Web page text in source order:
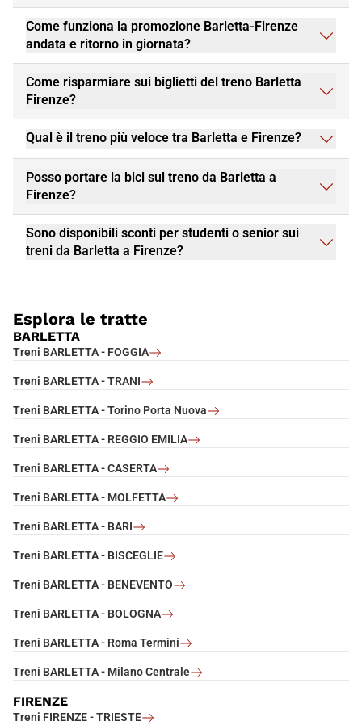
Come funziona la promozione Barletta-Firenze
andata e ritorno in giornata?
Come risparmiare sui biglietti del treno Barletta
Firenze?
Qual è il treno più veloce tra Barletta e Firenze?
Posso portare la bici sul treno da Barletta a
Firenze?
Sono disponibili sconti per studenti o senior sui
treni da Barletta a Firenze?
Esplora le tratte
BARLETTA
Treni BARLETTA - FOGGIA
Treni BARLETTA - TRANI
Treni BARLETTA - Torino Porta Nuova
Treni BARLETTA - REGGIO EMILIA
Treni BARLETTA - CASERTA
Treni BARLETTA - MOLFETTA
Treni BARLETTA - BARI
Treni BARLETTA - BISCEGLIE
Treni BARLETTA - BENEVENTO
Treni BARLETTA - BOLOGNA
Treni BARLETTA - Roma Termini
Treni BARLETTA - Milano Centrale
FIRENZE
Treni FIRENZE - TRIESTE